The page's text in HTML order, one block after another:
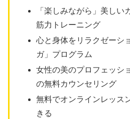
「楽しみながら」美しい
筋力トレーニング
心と身体をリラクゼーシ
ガ」プログラム
女性の美のプロフェッシ
の無料カウンセリング
無料でオンラインレッス
きる